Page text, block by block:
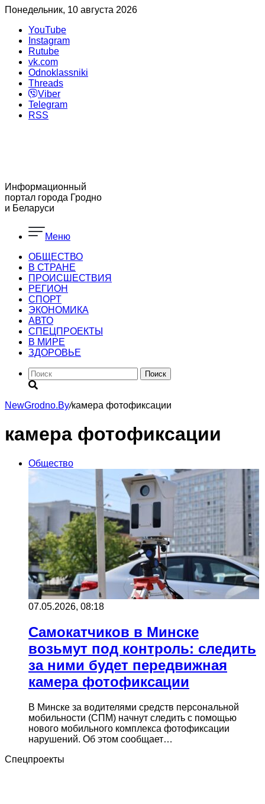
Понедельник, 10 августа 2026
YouTube
Instagram
Rutube
vk.com
Odnoklassniki
Threads
Viber
Telegram
RSS
Информационный
портал города Гродно
и Беларуси
Меню
ОБЩЕСТВО
В СТРАНЕ
ПРОИСШЕСТВИЯ
РЕГИОН
CПОРТ
ЭКОНОМИКА
АВТО
СПЕЦПРОЕКТЫ
В МИРЕ
ЗДОРОВЬЕ
Поиск
NewGrodno.By/камера фотофиксации
камера фотофиксации
Общество
07.05.2026, 08:18
Самокатчиков в Минске
возьмут под контроль: следить
за ними будет передвижная
камера фотофиксации
В Минске за водителями средств персональной
мобильности (СПМ) начнут следить с помощью
нового мобильного комплекса фотофиксации
нарушений. Об этом сообщает…
Спецпроекты